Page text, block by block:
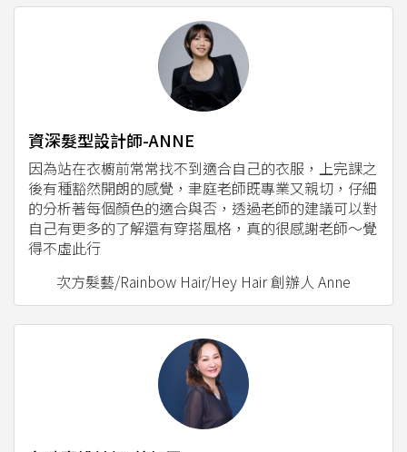
資深髮型設計師-ANNE
因為站在衣櫥前常常找不到適合自己的衣服，上完課之
後有種豁然開朗的感覺，聿庭老師既專業又親切，仔細
的分析著每個顏色的適合與否，透過老師的建議可以對
自己有更多的了解還有穿搭風格，真的很感謝老師～覺
得不虛此行
次方髮藝/Rainbow Hair/Hey Hair 創辦人 Anne